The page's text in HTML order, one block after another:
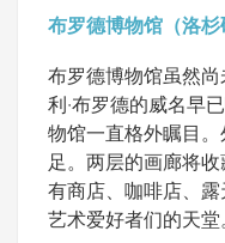
布罗德博物馆（洛杉
布罗德博物馆虽然
利·布罗德的威名早
物馆一直格外瞩目
足。两层的画廊将
有商店、咖啡店、
艺术爱好者们的天堂